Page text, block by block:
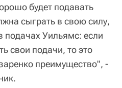
будет подавать
сыграть в свою силу,
подачах Уильямс: если
свои подачи, то это
преимущество", -